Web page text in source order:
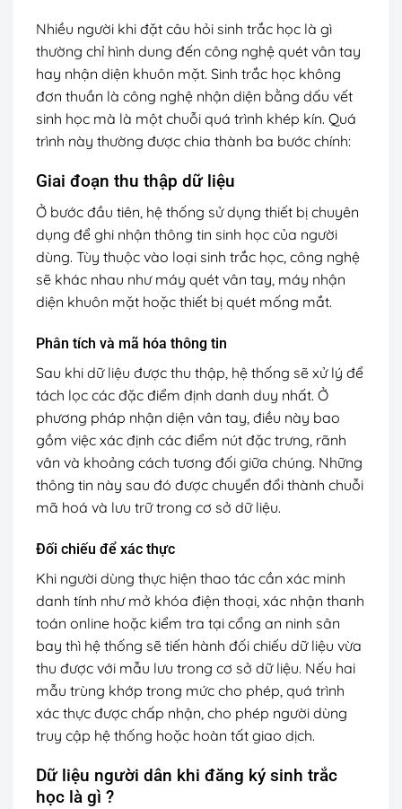
Nhiều người khi đặt câu hỏi sinh trắc học là gì
thường chỉ hình dung đến công nghệ quét vân tay
hay nhận diện khuôn mặt. Sinh trắc học không
đơn thuần là công nghệ nhận diện bằng dấu vết
sinh học mà là một chuỗi quá trình khép kín. Quá
trình này thường được chia thành ba bước chính:
Giai đoạn thu thập dữ liệu
Ở bước đầu tiên, hệ thống sử dụng thiết bị chuyên
dụng để ghi nhận thông tin sinh học của người
dùng. Tùy thuộc vào loại sinh trắc học, công nghệ
sẽ khác nhau như máy quét vân tay, máy nhận
diện khuôn mặt hoặc thiết bị quét mống mắt.
Phân tích và mã hóa thông tin
Sau khi dữ liệu được thu thập, hệ thống sẽ xử lý để
tách lọc các đặc điểm định danh duy nhất. Ở
phương pháp nhận diện vân tay, điều này bao
gồm việc xác định các điểm nút đặc trưng, rãnh
vân và khoảng cách tương đối giữa chúng. Những
thông tin này sau đó được chuyển đổi thành chuỗi
mã hoá và lưu trữ trong cơ sở dữ liệu.
Đối chiếu để xác thực
Khi người dùng thực hiện thao tác cần xác minh
danh tính như mở khóa điện thoại, xác nhận thanh
toán online hoặc kiểm tra tại cổng an ninh sân
bay thì hệ thống sẽ tiến hành đối chiếu dữ liệu vừa
thu được với mẫu lưu trong cơ sở dữ liệu. Nếu hai
mẫu trùng khớp trong mức cho phép, quá trình
xác thực được chấp nhận, cho phép người dùng
truy cập hệ thống hoặc hoàn tất giao dịch.
Dữ liệu người dân khi đăng ký sinh trắc
học là gì ?